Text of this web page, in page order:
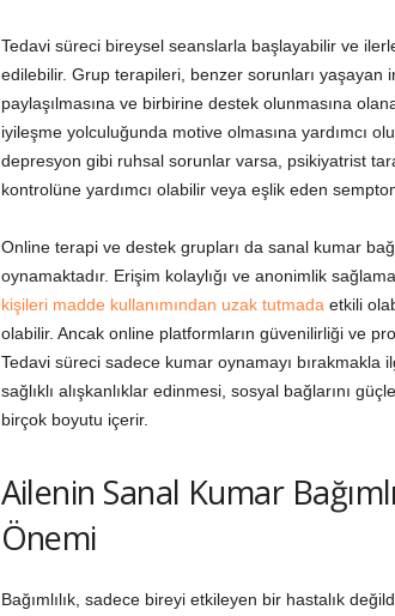
Tedavi süreci bireysel seanslarla başlayabilir ve
edilebilir. Grup terapileri, benzer sorunları
paylaşılmasına ve birbirine destek olunmasına
iyileşme yolculuğunda motive olmasına yardımcı
depresyon gibi ruhsal sorunlar varsa, psikiyatrist
kontrolüne yardımcı olabilir veya eşlik eden
Online terapi ve destek grupları da sanal kumar
oynamaktadır. Erişim kolaylığı ve anonimlik
kişileri madde kullanımından uzak tutmada etkili
olabilir. Ancak online platformların güvenilirliği ve
Tedavi süreci sadece kumar oynamayı bırakmakla
sağlıklı alışkanlıklar edinmesi, sosyal bağlarını
birçok boyutu içerir.
Ailenin Sanal Kumar
Önemi
Bağımlılık, sadece bireyi etkileyen bir hastalık